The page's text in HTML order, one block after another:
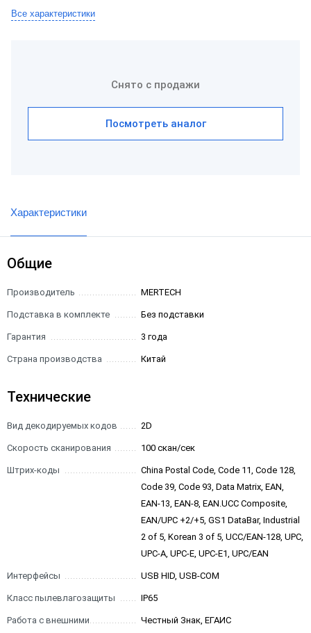
Все характеристики
Снято с продажи
Посмотреть аналог
Характеристики
Общие
Производитель MERTECH
Подставка в комплекте Без подставки
Гарантия 3 года
Страна производства Китай
Технические
Вид декодируемых кодов 2D
Скорость сканирования 100 скан/сек
Штрих-коды
China Postal Code, Code 11, Code 128,
Code 39, Code 93, Data Matrix, EAN,
EAN-13, EAN-8, EAN.UCC Composite,
EAN/UPC +2/+5, GS1 DataBar, Industrial
2 of 5, Korean 3 of 5, UCC/EAN-128, UPC,
UPC-A, UPC-E, UPC-E1, UPC/EAN
Интерфейсы USB HID, USB-COM
Класс пылевлагозащиты IP65
Работа с внешними
Честный Знак, ЕГАИС